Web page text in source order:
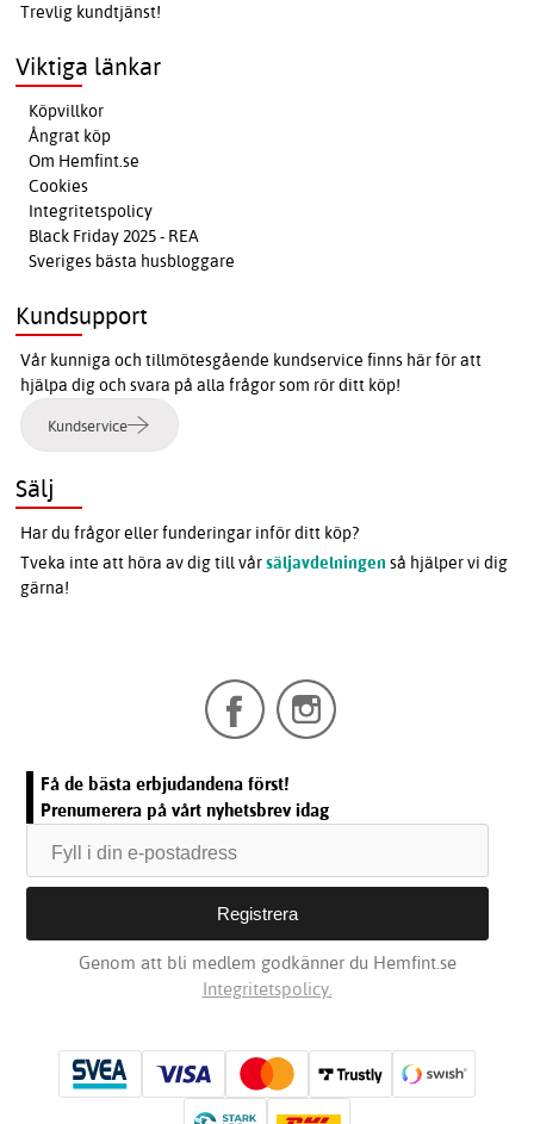
Trevlig kundtjänst!
Viktiga länkar
Köpvillkor
Ångrat köp
Om Hemfint.se
Cookies
Integritetspolicy
Black Friday 2025 - REA
Sveriges bästa husbloggare
Kundsupport
Vår kunniga och tillmötesgående kundservice finns här för att
hjälpa dig och svara på alla frågor som rör ditt köp!
Kundservice
Sälj
Har du frågor eller funderingar inför ditt köp?
Tveka inte att höra av dig till vårsäljavdelningen så hjälper vi dig
gärna!
Få de bästa erbjudandena först!
Prenumerera på vårt nyhetsbrev idag
Genom att bli medlem godkänner du Hemfint.se
Integritetspolicy.